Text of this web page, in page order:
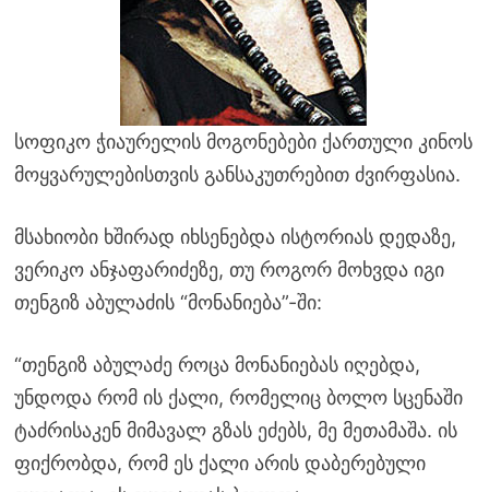
სოფიკო ჭიაურელის მოგონებები ქართული კინოს
მოყვარულებისთვის განსაკუთრებით ძვირფასია.
მსახიობი ხშირად იხსენებდა ისტორიას დედაზე,
ვერიკო ანჯაფარიძეზე, თუ როგორ მოხვდა იგი
თენგიზ აბულაძის “მონანიება”-ში:
“თენგიზ აბულაძე როცა მონანიებას იღებდა,
უნდოდა რომ ის ქალი, რომელიც ბოლო სცენაში
ტაძრისაკენ მიმავალ გზას ეძებს, მე მეთამაშა. ის
ფიქრობდა, რომ ეს ქალი არის დაბერებული